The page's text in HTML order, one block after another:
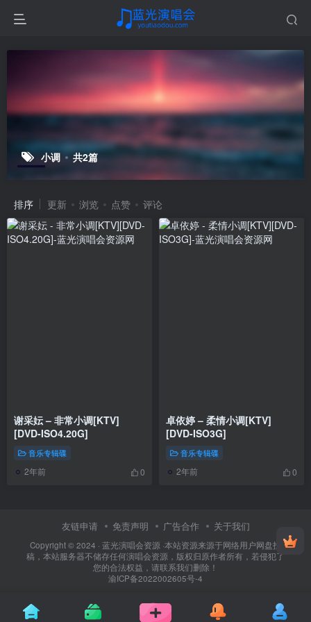
小调 共2篇
排序 更新 浏览 点赞 评论
谢采妘 – 非常小调[KTV]
[DVD-ISO4.20G]
音乐专辑碟
2年前 0
卓依婷 – 柔情小调[KTV]
[DVD-ISO3G]
音乐专辑碟
2年前 0
友链申请 免责声明 广告合作 关于我们
Copyright © 2024 · 蓝光演唱会资源 ·本站资源来源于网络用户网盘投
稿，本站服务器不储存任何演唱会资源，版权归原作者所有，若侵犯了
您的合法权益，请联系我们删除！
渝ICP备2022002605号-4